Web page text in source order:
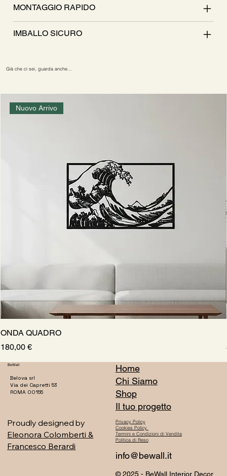
MONTAGGIO RAPIDO
IMBALLO SICURO
Già che ci sei, guarda anche…
Nuovo Arrivo
ONDA QUADRO
Prezzo
180,00 €
Proudly designed by
Eleonora Colomberti &
Francesco Berardi
BeWall
Belova srl
Via dei Capretti 53
ROMA 00155
Home
Chi Siamo
Shop
Il tuo progetto
Privacy Policy
Cookies Policy
Termini e Condizioni di Vendita
Politica di Reso
info@bewall.it
© 2025 - BeWall Interior Decor